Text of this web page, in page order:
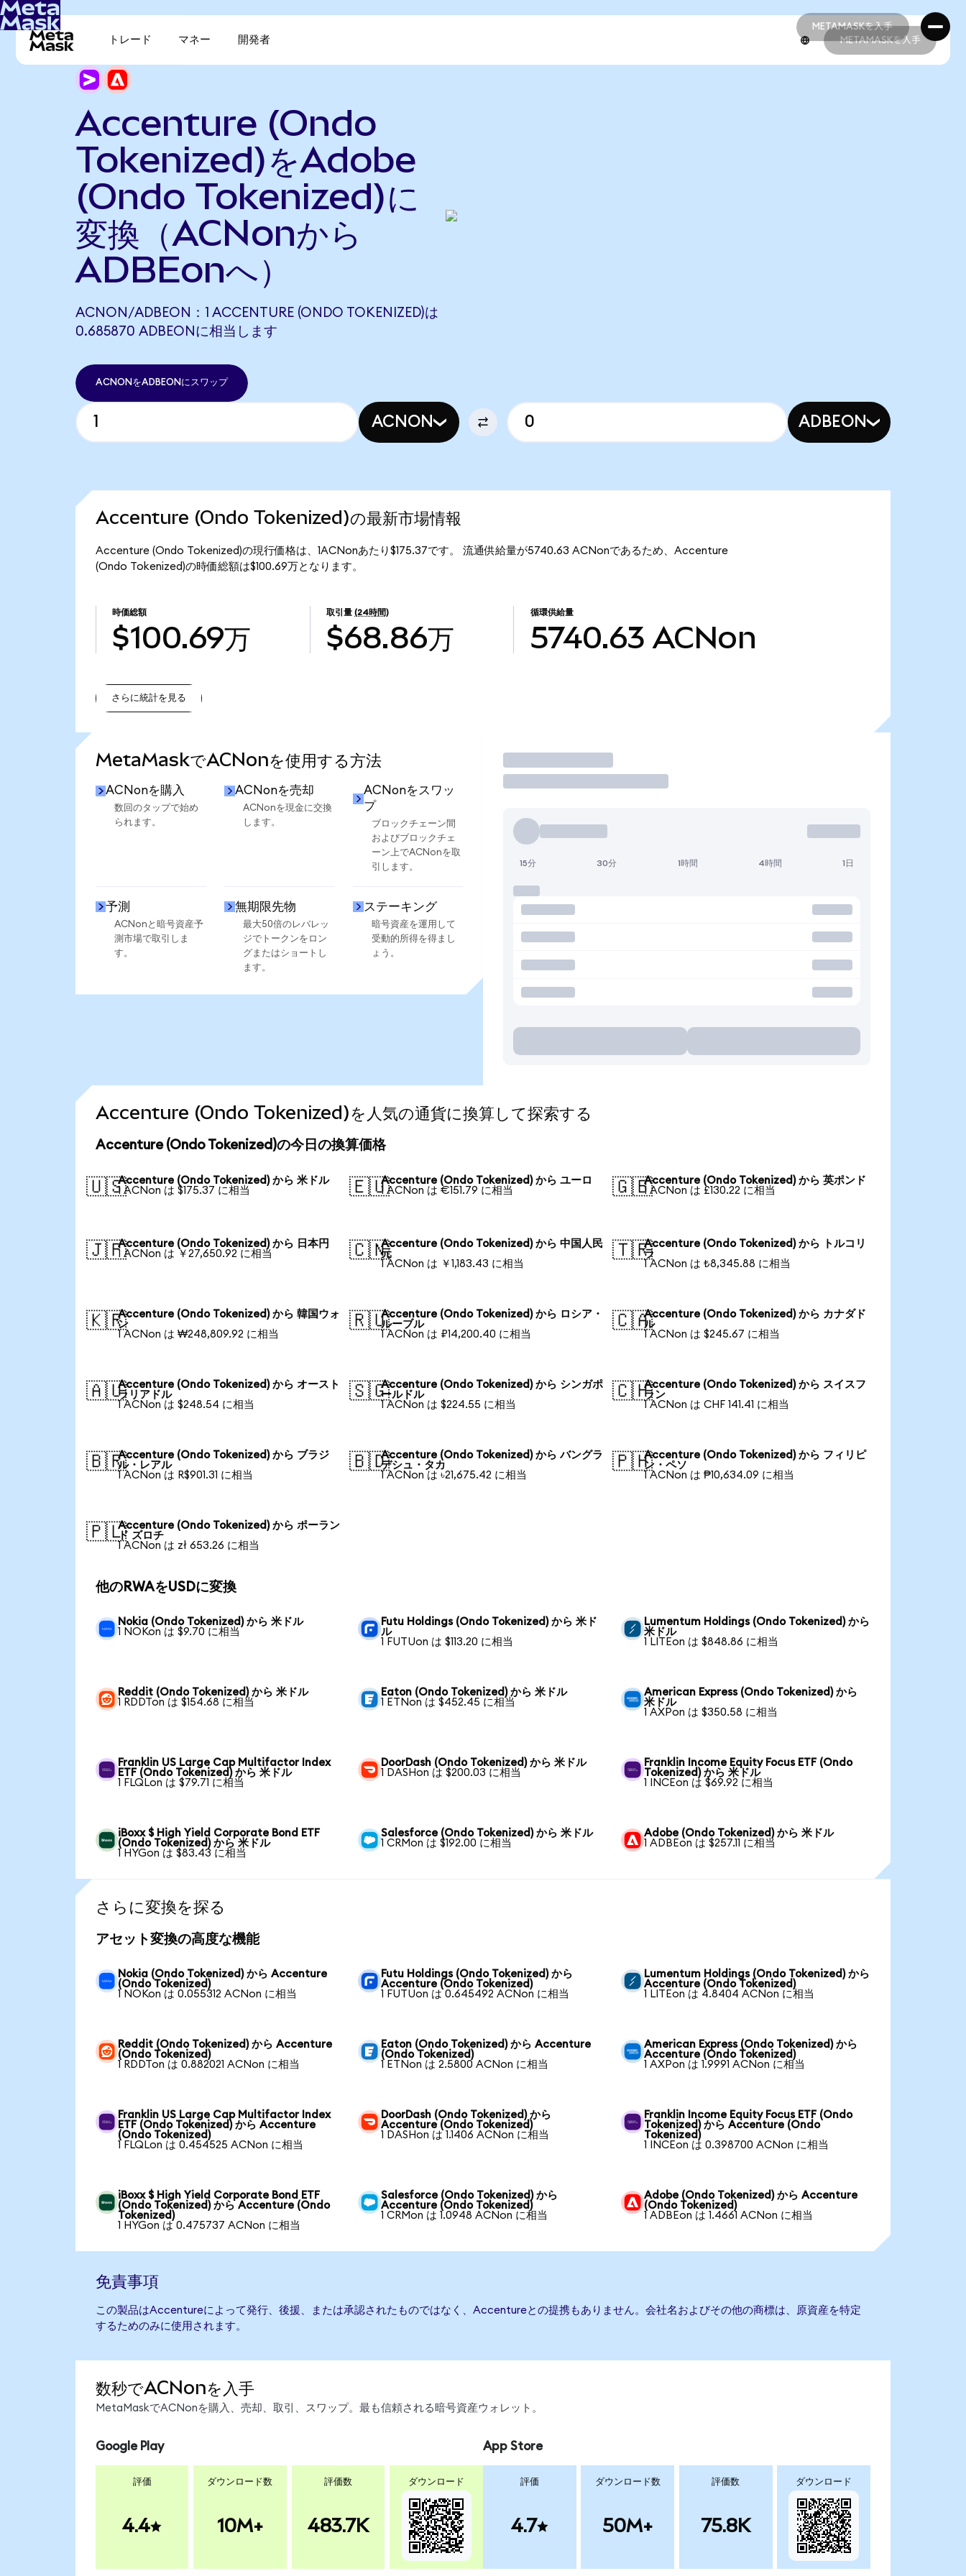
METAMASKを入手
METAMASKを入手
トレード マネー 開発者 METAMASKを入手
Accenture (Ondo
Tokenized)をAdobe
(Ondo Tokenized)に
変換（ACNonから
ADBEonへ）
ACNON/ADBEON：1 ACCENTURE (ONDO TOKENIZED)は
0.685870 ADBEONに相当します
ACNONをADBEONにスワップ
ACNON ADBEON
Accenture (Ondo Tokenized)の最新市場情報
Accenture (Ondo Tokenized)の現行価格は、1ACNonあたり$175.37です。 流通供給量が5740.63 ACNonであるため、Accenture
(Ondo Tokenized)の時価総額は$100.69万となります。
時価総額
$100.69万
取引量 (24時間)
$68.86万
循環供給量
5740.63 ACNon
さらに統計を見る
MetaMaskでACNonを使用する方法
ACNonを購入
数回のタップで始め
られます。
ACNonを売却
ACNonを現金に交換
します。
ACNonをスワッ
プ
ブロックチェーン間
およびブロックチェ
ーン上でACNonを取
引します。
予測
ACNonと暗号資産予
測市場で取引しま
す。
無期限先物
最大50倍のレバレッ
ジでトークンをロン
グまたはショートし
ます。
ステーキング
暗号資産を運用して
受動的所得を得まし
ょう。
取引
15分 30分 1時間 4時間 1日
Accenture (Ondo Tokenized)を人気の通貨に換算して探索する
Accenture (Ondo Tokenized)の今日の換算価格
🇺🇸Accenture (Ondo Tokenized) から 米ドル
1 ACNon は $175.37 に相当
🇪🇺Accenture (Ondo Tokenized) から ユーロ
1 ACNon は €151.79 に相当
🇬🇧Accenture (Ondo Tokenized) から 英ポンド
1 ACNon は £130.22 に相当
🇯🇵Accenture (Ondo Tokenized) から 日本円
1 ACNon は ￥27,650.92 に相当
🇨🇳Accenture (Ondo Tokenized) から 中国人民
元
1 ACNon は ￥1,183.43 に相当
🇹🇷Accenture (Ondo Tokenized) から トルコリ
ラ
1 ACNon は ₺8,345.88 に相当
🇰🇷Accenture (Ondo Tokenized) から 韓国ウォ
ン
1 ACNon は ₩248,809.92 に相当
🇷🇺Accenture (Ondo Tokenized) から ロシア・
ルーブル
1 ACNon は ₽14,200.40 に相当
🇨🇦Accenture (Ondo Tokenized) から カナダド
ル
1 ACNon は $245.67 に相当
🇦🇺Accenture (Ondo Tokenized) から オースト
ラリアドル
1 ACNon は $248.54 に相当
🇸🇬Accenture (Ondo Tokenized) から シンガポ
ールドル
1 ACNon は $224.55 に相当
🇨🇭Accenture (Ondo Tokenized) から スイスフ
ラン
1 ACNon は CHF 141.41 に相当
🇧🇷Accenture (Ondo Tokenized) から ブラジ
ル・レアル
1 ACNon は R$901.31 に相当
🇧🇩Accenture (Ondo Tokenized) から バングラ
デシュ・タカ
1 ACNon は ৳21,675.42 に相当
🇵🇭Accenture (Ondo Tokenized) から フィリピ
ン・ペソ
1 ACNon は ₱10,634.09 に相当
🇵🇱Accenture (Ondo Tokenized) から ポーラン
ド ズロチ
1 ACNon は zł 653.26 に相当
他のRWAをUSDに変換
Nokia (Ondo Tokenized) から 米ドル
1 NOKon は $9.70 に相当
Futu Holdings (Ondo Tokenized) から 米ド
ル
1 FUTUon は $113.20 に相当
Lumentum Holdings (Ondo Tokenized) から
米ドル
1 LITEon は $848.86 に相当
Reddit (Ondo Tokenized) から 米ドル
1 RDDTon は $154.68 に相当
Eaton (Ondo Tokenized) から 米ドル
1 ETNon は $452.45 に相当
American Express (Ondo Tokenized) から
米ドル
1 AXPon は $350.58 に相当
Franklin US Large Cap Multifactor Index
ETF (Ondo Tokenized) から 米ドル
1 FLQLon は $79.71 に相当
DoorDash (Ondo Tokenized) から 米ドル
1 DASHon は $200.03 に相当
Franklin Income Equity Focus ETF (Ondo
Tokenized) から 米ドル
1 INCEon は $69.92 に相当
iBoxx $ High Yield Corporate Bond ETF
(Ondo Tokenized) から 米ドル
1 HYGon は $83.43 に相当
Salesforce (Ondo Tokenized) から 米ドル
1 CRMon は $192.00 に相当
Adobe (Ondo Tokenized) から 米ドル
1 ADBEon は $257.11 に相当
さらに変換を探る
アセット変換の高度な機能
Nokia (Ondo Tokenized) から Accenture
(Ondo Tokenized)
1 NOKon は 0.055312 ACNon に相当
Futu Holdings (Ondo Tokenized) から
Accenture (Ondo Tokenized)
1 FUTUon は 0.645492 ACNon に相当
Lumentum Holdings (Ondo Tokenized) から
Accenture (Ondo Tokenized)
1 LITEon は 4.8404 ACNon に相当
Reddit (Ondo Tokenized) から Accenture
(Ondo Tokenized)
1 RDDTon は 0.882021 ACNon に相当
Eaton (Ondo Tokenized) から Accenture
(Ondo Tokenized)
1 ETNon は 2.5800 ACNon に相当
American Express (Ondo Tokenized) から
Accenture (Ondo Tokenized)
1 AXPon は 1.9991 ACNon に相当
Franklin US Large Cap Multifactor Index
ETF (Ondo Tokenized) から Accenture
(Ondo Tokenized)
1 FLQLon は 0.454525 ACNon に相当
DoorDash (Ondo Tokenized) から
Accenture (Ondo Tokenized)
1 DASHon は 1.1406 ACNon に相当
Franklin Income Equity Focus ETF (Ondo
Tokenized) から Accenture (Ondo
Tokenized)
1 INCEon は 0.398700 ACNon に相当
iBoxx $ High Yield Corporate Bond ETF
(Ondo Tokenized) から Accenture (Ondo
Tokenized)
1 HYGon は 0.475737 ACNon に相当
Salesforce (Ondo Tokenized) から
Accenture (Ondo Tokenized)
1 CRMon は 1.0948 ACNon に相当
Adobe (Ondo Tokenized) から Accenture
(Ondo Tokenized)
1 ADBEon は 1.4661 ACNon に相当
免責事項
この製品はAccentureによって発行、後援、または承認されたものではなく、Accentureとの提携もありません。会社名およびその他の商標は、原資産を特定
するためのみに使用されます。
数秒でACNonを入手
MetaMaskでACNonを購入、売却、取引、スワップ。最も信頼される暗号資産ウォレット。
Google Play
評価
4.4
ダウンロード数
10M+
評価数
483.7K
ダウンロード
App Store
評価
4.7
ダウンロード数
50M+
評価数
75.8K
ダウンロード